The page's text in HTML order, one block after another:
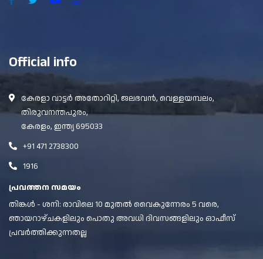
Official info
കേരളാ വാട്ടർ അതോറിറ്റി, ജലഭവൻ, വെള്ളയമ്പലം,
തിരുവനന്തപുരം,
കേരളം, ഇന്ത്യ 695033
+91 471 2738300
1916
പ്രവത്തന സമയം
തിങ്കൾ - ശനി: രാവിലെ 10 മുതൽ വൈകുന്നേരം 5 വരെ,
ഞായറാഴ്ചകളിലും പൊതു അവധി ദിവസങ്ങളിലും ഓഫീസ്
പ്രവർത്തിക്കുന്നതല്ല